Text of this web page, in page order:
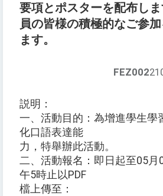
要項とポスターを配布し
員の皆様の積極的なご参
ます。
FEZ002
説明：
一、活動目的：為增進學生學
化口語表達能
力，特舉辦此活動。
二、活動報名：即日起至05月
午5時止以PDF
檔上傳至：